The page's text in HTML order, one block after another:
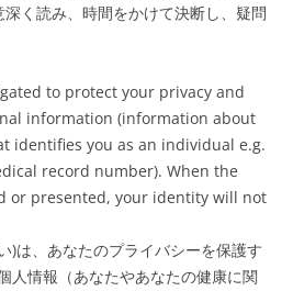
く読み、時間をかけて決断し、疑問
to protect your privacy and
information (information about
identifies you as an individual e.g.
record number). When the
or presented, your identity will not
)は、あなたのプライバシーを保護す
人情報（あなたやあなたの健康に関